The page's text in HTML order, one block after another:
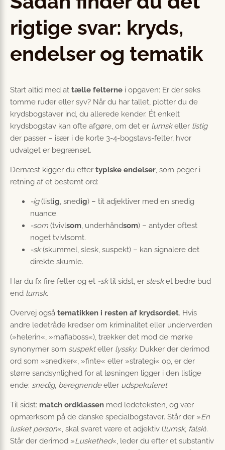
rigtige svar: kryds,
endelser og tematik
Start altid med at tælle felterne i opgaven: Er der seks
tomme ruder eller syv? Når du har tallet, plotter du de
krydsbogstaver ind, du allerede kender. Ét enkelt
krydsbogstav kan ofte afgøre, om det er lumskeller listig
der passer – især i de korte 3-4-bogstavs-felter, hvor
udvalget er begrænset.
Dernæst kigger du efter typiske endelser, som peger i
retning af et bestemt ord:
-ig(listig, snedig) – tit adjektiver med en snedig
nuance.
-som (tvivlsom, underhåndsom) – antyder oftest
noget tvivlsomt.
-sk(skummel, slesk, suspekt) – kan signalere det
direkte skumle.
Har du fx fire felter og et -sktil sidst, er slesket bedre bud
end lumsk.
Overvej også tematikken i resten af krydsordet. Hvis
andre ledetråde kredser om kriminalitet eller underverden
(»helerin«, »mafiaboss«), trækker det mod de mørke
synonymer som suspekteller lyssky. Dukker der derimod
ord som »snedker«, »finte« eller »strategi« op, er der
større sandsynlighed for at løsningen ligger i den listige
ende: snedig, beregnendeeller udspekuleret.
Til sidst: match ordklassen med ledeteksten, og vær
opmærksom på de danske specialbogstaver. Står der »En
lusket person«, skal svaret være et adjektiv (lumsk, falsk).
Står der derimod »Luskethed«, leder du efter et substantiv